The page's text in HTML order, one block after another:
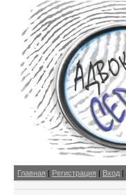
Главная | Регистрация | Вход |